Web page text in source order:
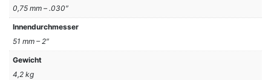
0,75 mm – .030″
Innendurchmesser
51 mm – 2″
Gewicht
4,2 kg